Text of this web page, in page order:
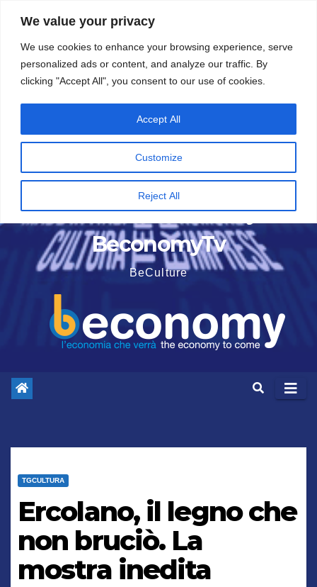
We value your privacy
We use cookies to enhance your browsing experience, serve
personalized ads or content, and analyze our traffic. By
clicking "Accept All", you consent to our use of cookies.
Customize
Reject All
Accept All
contenuto
5 Agosto 2026
BeconomyTv
BeCulture
TGCULTURA
Ercolano, il legno che
non bruciò. La
mostra inedita